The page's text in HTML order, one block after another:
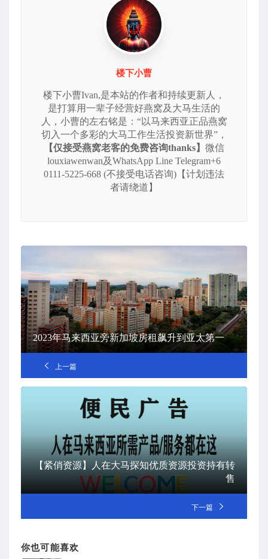
楼下小曹
楼下小曹Ivan,是本站的作者和持续更新人，
是打算用一辈子经营好燕窝及大马生活的
人，小曹的左右铭是：“以马来西亚正品燕窝
切入一个多彩的大马工作生活投资新世界”，
【仅接受燕窝老客的免费咨询thanks】 微信
louxiawenwan及WhatsApp Line Telegram+6
0111-5225-668 (不接受电话咨询)【计划违法
者请绕道】
2023年马来西亚旁新加坡房租飙升到亚太第一
上一篇
【紧俏资源】人在大马探知优质资源投资持有转
售
下一篇
你也可能喜欢